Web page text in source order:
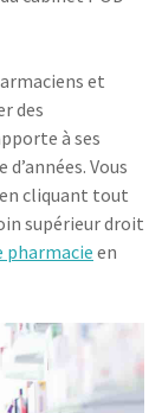
et
des
à ses
Vous
cliquant tout
supérieur droit
pharmacieen